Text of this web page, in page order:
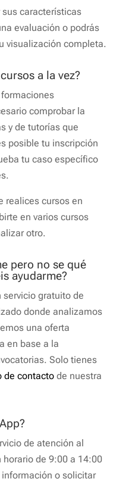
características
evaluación o podrás
visualización completa.
a la vez?
comprobar la
y de tutorías que
posible tu inscripción
tu caso específico
realices cursos en
en varios cursos
otro.
pero no se qué
ayudarme?
servicio gratuito de
donde analizamos
una oferta
en base a la
Solo tienes
de contactode nuestra
de atención al
horario de 9:00 a 14:00
o solicitar